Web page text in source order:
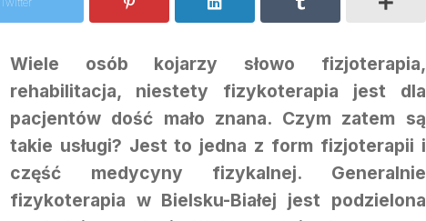
Wiele osób kojarzy słowo fizjoterapia,
rehabilitacja, niestety fizykoterapia jest dla
pacjentów dość mało znana. Czym zatem są
takie usługi? Jest to jedna z form fizjoterapii i
część medycyny fizykalnej. Generalnie
fizykoterapia w Bielsku-Białej jest podzielona